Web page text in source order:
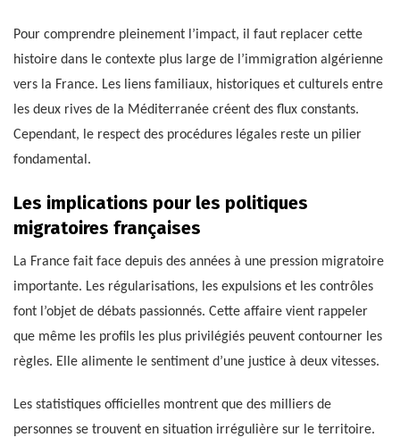
Pour comprendre pleinement l’impact, il faut replacer cette
histoire dans le contexte plus large de l’immigration algérienne
vers la France. Les liens familiaux, historiques et culturels entre
les deux rives de la Méditerranée créent des flux constants.
Cependant, le respect des procédures légales reste un pilier
fondamental.
Les implications pour les politiques
migratoires françaises
La France fait face depuis des années à une pression migratoire
importante. Les régularisations, les expulsions et les contrôles
font l’objet de débats passionnés. Cette affaire vient rappeler
que même les profils les plus privilégiés peuvent contourner les
règles. Elle alimente le sentiment d’une justice à deux vitesses.
Les statistiques officielles montrent que des milliers de
personnes se trouvent en situation irrégulière sur le territoire.